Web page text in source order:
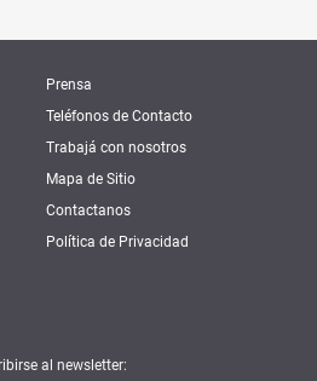
Prensa
Teléfonos de Contacto
Trabajá con nosotros
Mapa de Sitio
Contactanos
Política de Privacidad
al newsletter: